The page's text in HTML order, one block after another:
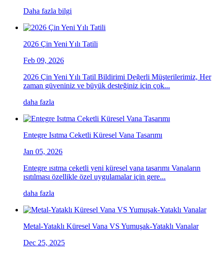
Daha fazla bilgi
2026 Çin Yeni Yılı Tatili
Feb 09, 2026
2026 Çin Yeni Yılı Tatil Bildirimi Değerli Müşterilerimiz, Her
zaman güveniniz ve büyük desteğiniz için çok...
daha fazla
Entegre Isıtma Ceketli Küresel Vana Tasarımı
Jan 05, 2026
Entegre ısıtma ceketli yeni küresel vana tasarımı Vanaların
ısıtılması özellikle özel uygulamalar için gere...
daha fazla
Metal-Yataklı Küresel Vana VS Yumuşak-Yataklı Vanalar
Dec 25, 2025